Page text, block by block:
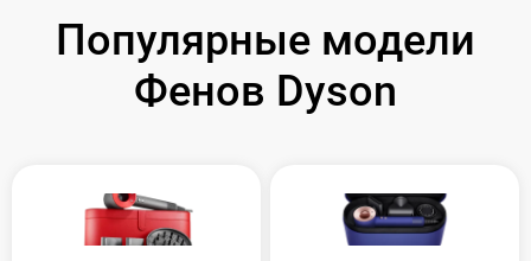
Популярные модели
Фенов Dyson